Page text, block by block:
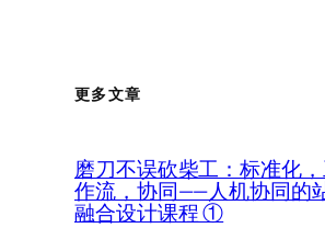
更多文章
磨刀不误砍柴工：标准化
作流，协同——人机协同的
融合设计课程 ①